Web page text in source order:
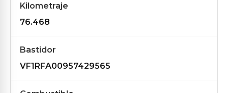
Kilometraje
76.468
Bastidor
VF1RFA00957429565